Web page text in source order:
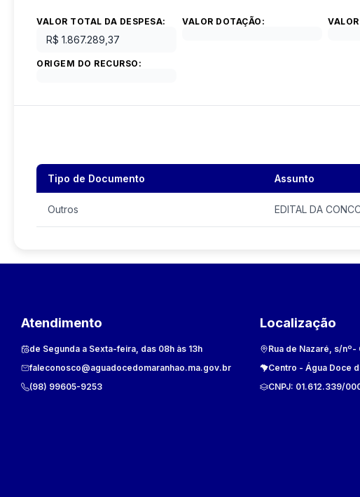
VALOR TOTAL DA DESPESA:
R$ 1.867.289,37
VALOR DOTAÇÃO:
ORIGEM DO RECURSO:
Tipo de Documento Assunto
Outros EDITAL DA
Atendimento
de Segunda a Sexta-feira, das 08h às 13h
faleconosco@aguadocedomaranhao.ma.gov.br
(98) 99605-9253
Localização
Rua de Nazaré, s/nº-
Centro -Água Doce
CNPJ: 01.612.339/